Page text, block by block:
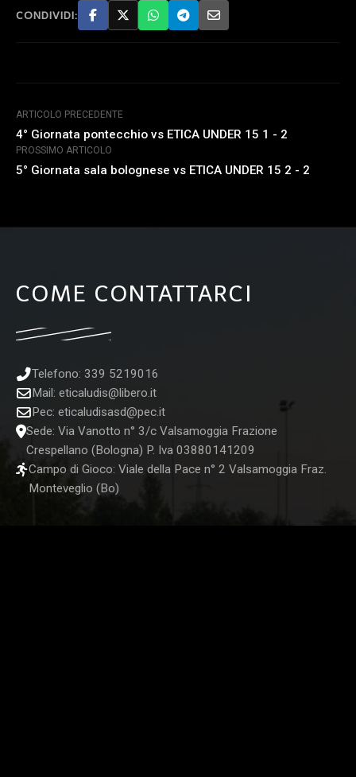
CONDIVIDI:
ARTICOLO PRECEDENTE
4° Giornata pontecchio vs ETICA UNDER 15 1 - 2
PROSSIMO ARTICOLO
5° Giornata sala bolognese vs ETICA UNDER 15 2 - 2
COME CONTATTARCI
Telefono: 339 5219016
Mail: eticaludis@libero.it
Pec: eticaludisasd@pec.it
Sede: Via Vanotto n° 3/c Valsamoggia Frazione
Crespellano (Bologna) P. Iva 03880141209
Campo di Gioco: Viale della Pace n° 2 Valsamoggia Fraz.
Monteveglio (Bo)